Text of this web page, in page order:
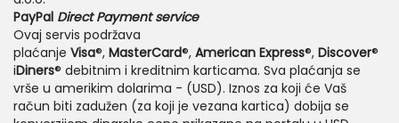
PayPal Direct Payment service
Ovaj servis podržava
plaćanje Visa®, MasterCard®, American Express®, Discover®
iDiners® debitnim i kreditnim karticama. Sva plaćanja se
vrše u amerikim dolarima - (USD). Iznos za koji će Vaš
račun biti zadužen (za koji je vezana kartica) dobija se